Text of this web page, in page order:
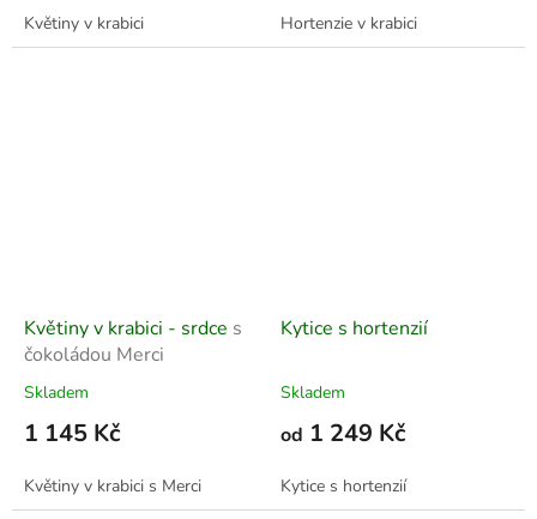
Květiny v krabici Hortenzie v krabici
Květiny v krabici - srdce s
čokoládou Merci
Skladem
1 145 Kč
Květiny v krabici s Merci
Kytice s hortenzií
Skladem
od 1 249 Kč
Kytice s hortenzií